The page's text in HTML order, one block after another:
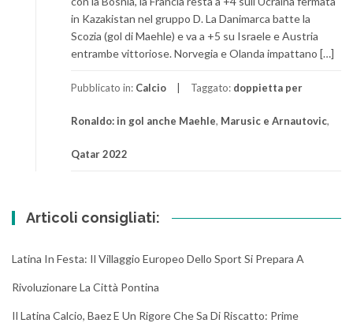
in Kazakistan nel gruppo D. La Danimarca batte la
Scozia (gol di Maehle) e va a +5 su Israele e Austria
entrambe vittoriose. Norvegia e Olanda impattano […]
Pubblicato in: Calcio Taggato: doppietta per
Ronaldo: in gol anche Maehle, Marusic e Arnautovic,
Qatar 2022
Articoli consigliati:
Latina In Festa: Il Villaggio Europeo Dello Sport Si Prepara A
Rivoluzionare La Città Pontina
Il Latina Calcio, Baez E Un Rigore Che Sa Di Riscatto: Prime